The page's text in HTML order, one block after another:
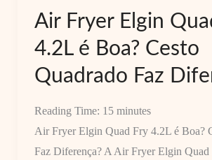
Comprar
Air Fryer Elgin
4.2L é Boa? Cesto
Quadrado Faz
Reading Time: 15 minutes
Air Fryer Elgin Quad Fry 4.2L é Boa?
Faz Diferença? A Air Fryer Elgin